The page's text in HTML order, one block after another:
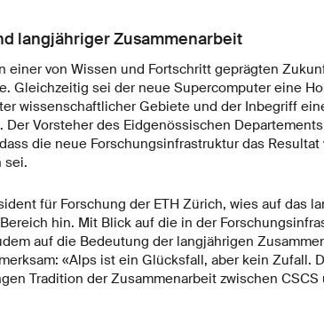
langjähriger Zusammenarbeit
einer von Wissen und Fortschritt geprägten
Gleichzeitig sei der neue Supercomputer eine
wissenschaftlicher Gebiete und der Inbegriff
Vorsteher des Eidgenössischen
die neue Forschungsinfrastruktur das Resultat
sei.
für Forschung der ETH Zürich, wies auf das
hin. Mit Blick auf die in der
auf die Bedeutung der langjährigen
«Alps ist ein Glücksfall, aber kein Zufall.
Tradition der Zusammenarbeit zwischen CSCS